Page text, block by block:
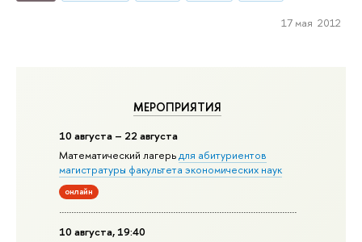
МЕРОПРИЯТИЯ
10 августа – 22 августа
Математический лагерьдля абитуриентов
магистратуры факультета экономических наук
онлайн
10 августа, 19:40
17 мая 2012